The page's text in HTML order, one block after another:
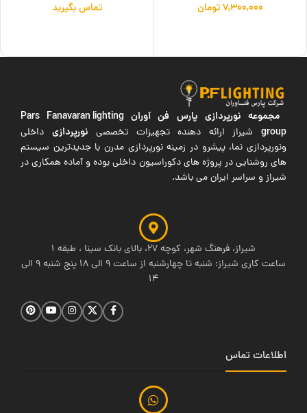
۷,۳۰۰,۰۰۰تومان تماس بگیرید
مجموعه نورپردازی پارس فن آوران Pars Fanavaran lighting
groupشیراز ارائه دهنده تجهیزات تخصصی نورپردازی داخلی
ونورپردازی نما، پیشرو در زمینه نورپردازی مدرن با جدیدترین سیستم
های روشنایی در پروژه های دکوراسیون داخلی بوده و آماده همکاری در
شیراز و سراسر ایران می باشد.
شیراز، فرهنگ شهر، کوچه 27، بالای بانک سینا ، طبقه 1
ساعت کاری شیراز: شنبه تا چهارشنبه از ساعت 9 الی 18 پنج شنبه 9 الی
14
اطلاعات تماس